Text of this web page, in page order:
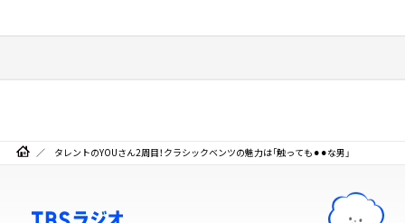
タレントのYOUさん2周目！クラシックベンツの魅力は「触っても⚫︎⚫︎な男」